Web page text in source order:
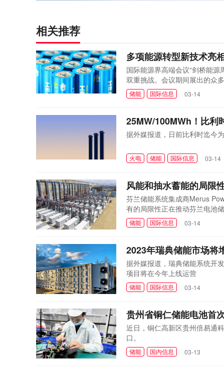
相关推荐
多项能源转型新技术亮
国际能源界高端会议“剑桥能
双重挑战。会议期间展出的众
储能 国际信息 03-14
25MW/100MWh！比利
据外媒报道，日前比利时迄今
火电 储能 国际信息 03-14
风能和抽水蓄能的局限
芬兰储能系统集成商Merus
有的局限性正在推动芬兰电池
储能 国际信息 03-14
2023年瑞典储能市场将
据外媒报道，瑞典储能系统开
项目将在今年上线运营
储能 国际信息 03-14
贵州省铜仁储能电池首
近日，铜仁高新区贵州倍易通
口。
储能 国内信息 03-13